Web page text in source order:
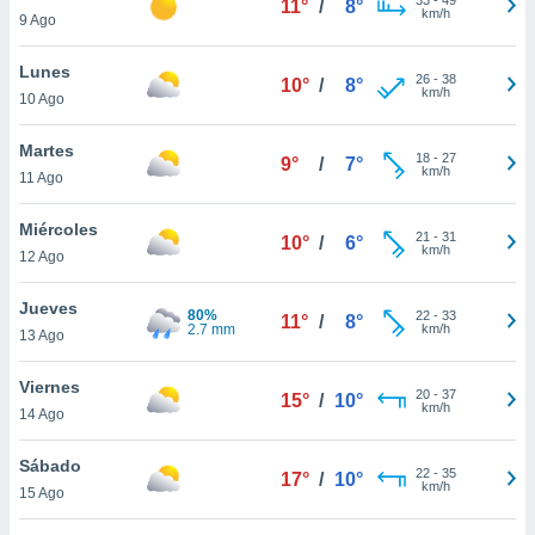
más
nuestra
y
de
disponible
cookies
aceptar
9 Ago
11° / 8°
km/h
Lunes
10 Ago
10° / 8° 26- 38
km/h
Martes
11 Ago
9° / 7° 18- 27
km/h
Miércoles
12 Ago
10° / 6° 21 - 31
km/h
Jueves
13 Ago
80%
2.7 mm
11° / 8° 22- 33
km/h
Viernes
14 Ago
15° / 10° 20- 37
km/h
Sábado
15 Ago
17° / 10° 22- 35
km/h